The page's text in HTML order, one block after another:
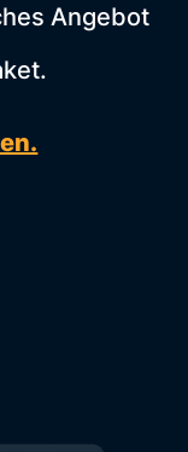
Angebot